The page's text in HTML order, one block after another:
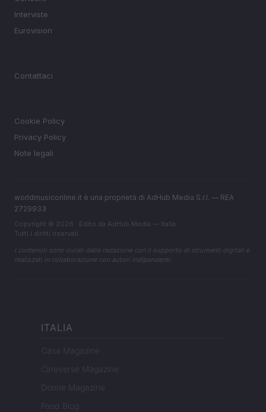
Interviste
Eurovision
Contattaci
Cookie Policy
Privacy Policy
Note legali
worldmusiconline.it è una proprietà di AdHub Media S.r.l. — REA
2729933
Copyright © 2026 · Edito da AdHub Media — Italia
Tutti i diritti riservati
I contenuti sono curati dalla redazione con il supporto di strumenti digitali e
realizzati in collaborazione con autori indipendenti.
ITALIA
Casa Magazine
Cineverse Magazine
Donne Magazine
Food Blog